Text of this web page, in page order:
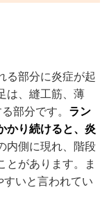
る部分に炎症が起
は、縫工筋、薄
部分です。 ラン
かり続けると、炎
内側に現れ、階段
とがあります。ま
すいと言われてい